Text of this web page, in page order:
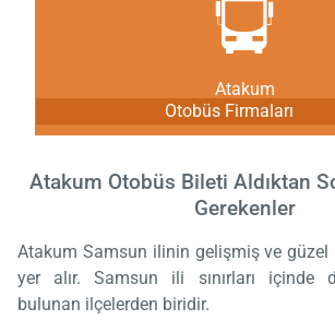
Atakum
Otobüs Firmaları
Atakum Otobüs Bileti Aldıktan
Gerekenler
Atakum Samsun ilinin gelişmiş ve güzel
yer alır. Samsun ili sınırları içinde
bulunan ilçelerden biridir.